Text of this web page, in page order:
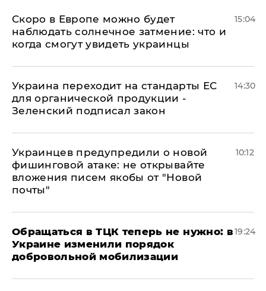
Скоро в Европе можно будет
наблюдать солнечное затмение: что и
когда смогут увидеть украинцы
15:04
Украина переходит на стандарты ЕС
для органической продукции -
Зеленский подписал закон
14:30
Украинцев предупредили о новой
фишинговой атаке: не открывайте
вложения писем якобы от "Новой
почты"
10:12
Обращаться в ТЦК теперь не нужно: в
Украине изменили порядок
добровольной мобилизации
19:24